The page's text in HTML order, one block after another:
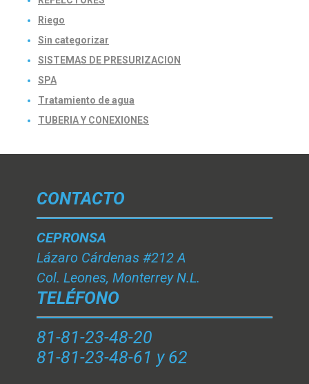
Riego
Sin categorizar
SISTEMAS DE PRESURIZACION
SPA
Tratamiento de agua
TUBERIA Y CONEXIONES
CONTACTO
CEPRONSA
Lázaro Cárdenas #212 A
Col. Leones, Monterrey N.L.
TELÉFONO
81-81-23-48-20
81-81-23-48-61 y 62